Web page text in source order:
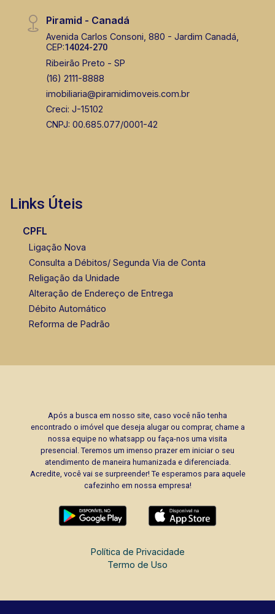
Piramid - Canadá
Avenida Carlos Consoni, 880 - Jardim Canadá,
CEP:14024-270
Ribeirão Preto - SP
(16) 2111-8888
imobiliaria@piramidimoveis.com.br
Creci: J-15102
CNPJ: 00.685.077/0001-42
Links Úteis
CPFL
Ligação Nova
Consulta a Débitos/ Segunda Via de Conta
Religação da Unidade
Alteração de Endereço de Entrega
Débito Automático
Reforma de Padrão
Após a busca em nosso site, caso você não tenha
encontrado o imóvel que deseja alugar ou comprar, chame a
nossa equipe no whatsapp ou faça-nos uma visita
presencial. Teremos um imenso prazer em iniciar o seu
atendimento de maneira humanizada e diferenciada.
Acredite, você vai se surpreender! Te esperamos para aquele
cafezinho em nossa empresa!
Política de Privacidade
Termo de Uso